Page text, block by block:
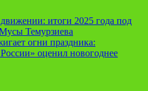
итоги 2025 года под
Темурзиева
огни праздника:
оценил новогоднее